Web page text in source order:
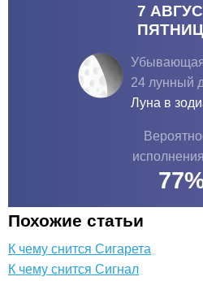
7
24 лунный
Луна в
77
Похожие статьи
К чему снится Сигарета
К чему снится Сигнал